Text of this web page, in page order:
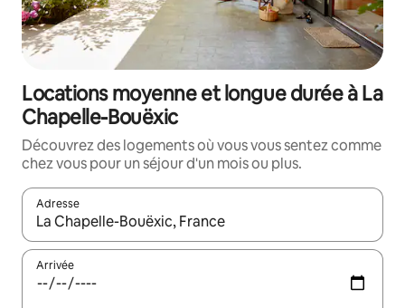
Locations moyenne et longue durée à La
Chapelle-Bouëxic
Découvrez des logements où vous vous sentez comme
chez vous pour un séjour d'un mois ou plus.
Adresse
Lorsque les résultats s'affichent, utilisez les flèches vers le
Arrivée